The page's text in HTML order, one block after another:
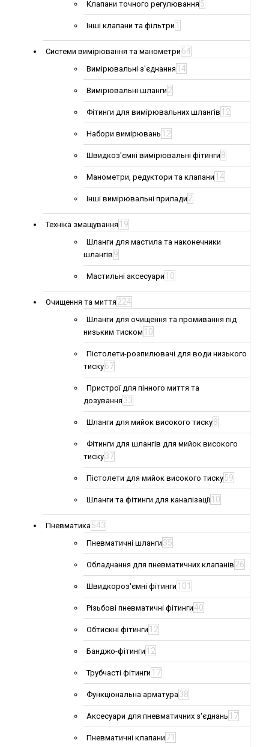
Клапани точного регулювання 5
Інші клапани та фільтри 1
Системи вимірювання та манометри 64
Вимірювальні з'єднання 14
Вимірювальні шланги 2
Фітинги для вимірювальних шлангів 12
Набори вимірювань 12
Швидкоз'ємні вимірювальні фітинги 8
Манометри, редуктори та клапани 14
Інші вимірювальні прилади 2
Техніка змащування 19
Шланги для мастила та наконечники
шлангів 9
Мастильні аксесуари 10
Очищення та миття 224
Шланги для очищення та промивання під
низьким тиском 10
Пістолети-розпилювачі для води низького
тиску67
Пристрої для пінного миття та
дозування 33
Шланги для мийок високого тиску8
Фітинги для шлангів для мийок високого
тиску37
Пістолети для мийок високого тиску59
Шланги та фітинги для каналізації 10
Пневматика543
Пневматичні шланги 35
Обладнання для пневматичних клапанів 26
Швидкороз'ємні фітинги 101
Різьбові пневматичні фітинги40
Обтискні фітинги 12
Банджо-фітинги 12
Трубчасті фітинги 17
Функціональна арматура38
Аксесуари для пневматичних з'єднань 17
Пневматичні клапани 71